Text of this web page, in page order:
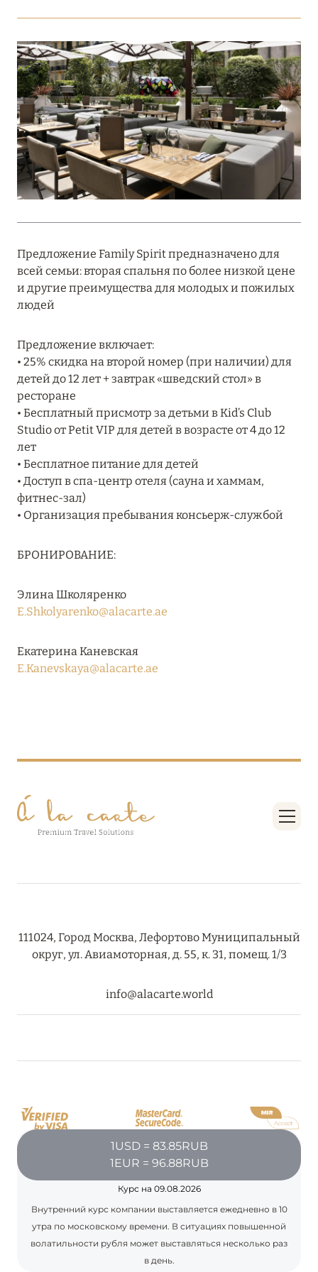
18 мая 2026
THE ST. REGIS MALDIVES VOMMULI:
МАНИФЕСТ ЭСТЕТИКИ В САМОМ СЕРДЦЕ
ОКЕАНА
Подробнее
27 апреля 2026
Подробнее
20 марта 2026
LA CARTE PREMIUM ПО ОТЕЛЮ WALDORF
ASTORIA MALDIVES ITHAAFUSHI, МАЛЬДИВЫ
Подробнее
MANDARIN ORIENTAL JUMEIRA — SUITE
NOVEMBER
Подробнее
13 мая 2025
DUBAI AT JUMEIRAH BEACH ПО ЛУЧШИМ
ЦЕНАМ
Подробнее
13 февраля 2025
MANDARIN ORIENTAL JUMEIRA, DUBAI:
11 декабря 2024
КОНЦЕПЦИЯ «ВСЁ ВКЛЮЧЕНО – ВСЁ
HÔTEL BARRIÈRE LES NEIGES
Подробнее
27 сентября 2024
HÔTEL BARRIÈRE LES NEIGES
Подробнее
Предложение Family Spirit предназначено для
всей семьи: вторая спальня по более низкой цене
и другие преимущества для молодых и пожилых
людей
Предложение включает:
• 25% скидка на второй номер (при наличии) для
детей до 12 лет + завтрак «шведский стол» в
ресторане
• Бесплатный присмотр за детьми в Kid’s Club
Studio от Petit VIP для детей в возрасте от 4 до 12
лет
• Бесплатное питание для детей
• Доступ в спа-центр отеля (сауна и хаммам,
фитнес-зал)
• Организация пребывания консьерж-службой
БРОНИРОВАНИЕ:
Элина Школяренко
E.Shkolyarenko@alacarte.ae
Екатерина Каневская
E.Kanevskaya@alacarte.ae
111024, Город Москва, Лефортово Муниципальный
округ, ул. Авиамоторная, д. 55, к. 31, помещ. 1/3
info@alacarte.world
1USD = 83.85RUB
1EUR = 96.88RUB
Курс на 09.08.2026
Внутренний курс компании выставляется ежедневно в 10
утра по московскому времени. В ситуациях повышенной
волатильности рубля может выставляться несколько раз
в день.